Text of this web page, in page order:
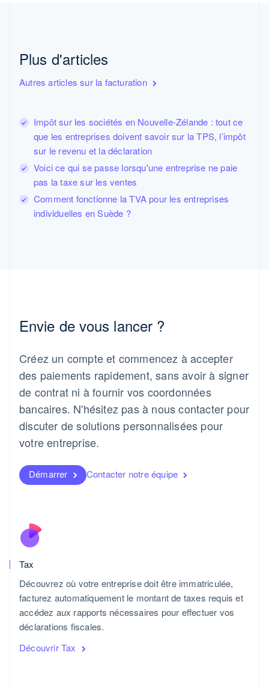
Plus d'articles
Autres articles sur la facturation
Impôt sur les sociétés en Nouvelle-Zélande : tout ce
que les entreprises doivent savoir sur la TPS, l’impôt
sur le revenu et la déclaration
Voici ce qui se passe lorsqu'une entreprise ne paie
pas la taxe sur les ventes
Comment fonctionne la TVA pour les entreprises
individuelles en Suède ?
Envie de vous lancer ?
Créez un compte et commencez à accepter
des paiements rapidement, sans avoir à signer
de contrat ni à fournir vos coordonnées
bancaires. N'hésitez pas à nous contacter pour
discuter de solutions personnalisées pour
votre entreprise.
Démarrer Contacter notre équipe
Tax
Découvrez où votre entreprise doit être immatriculée,
facturez automatiquement le montant de taxes requis et
accédez aux rapports nécessaires pour effectuer vos
déclarations fiscales.
Découvrir Tax
English
Émirats arabes unis
English
Estonie
English
États-Unis
EnglishEspañol 简体中文
Finlande
EnglishSvenska
France
FrançaisEnglish
Gibraltar
English
Italie
Japon
日本語
Lettonie
English
Liechtenstein
DeutschEnglish
English
FrançaisDeutschEnglish
Malaisie
Mexique
Español
Nouvelle-Zélande
Pays-Bas
NederlandsEnglish
Pologne
Portugal